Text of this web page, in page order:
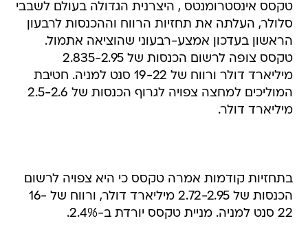
טקסס אינסטרומנטס , היצרנית הגדולה בעולם לשבבי
סלולר, העלתה את תחזיות הרווח וההכנסות לרבעון
הראשון בעדכון אמצע-רבעוני שהוציאה אתמול.
טקסס צופה לרשום הכנסות של 2.835-2.95
מיליארד דולר ורווח של 19-22 סנט למניה. חטיבת
המוליכים למחצה צפויה לגרוף הכנסות של 2.5-2.6
מיליארד דולר.
בתחזיות קודמות אמרה טקסס כי היא צפויה לרשום
הכנסות של 2.72-2.95 מיליארד דולר, ורווח של 16-
22 סנט למניה. מניית טקסס יורדת ב-2.4%.